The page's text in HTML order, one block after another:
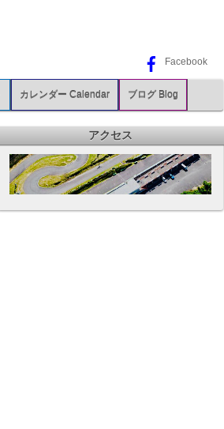
Facebook
カレンダー Calendar ブログ Blog
アクセス